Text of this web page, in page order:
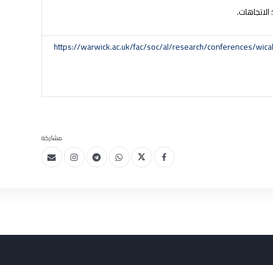
الاتجاهات.
https://warwick.ac.uk/fac/soc/al/research/conferences/
مشاركة